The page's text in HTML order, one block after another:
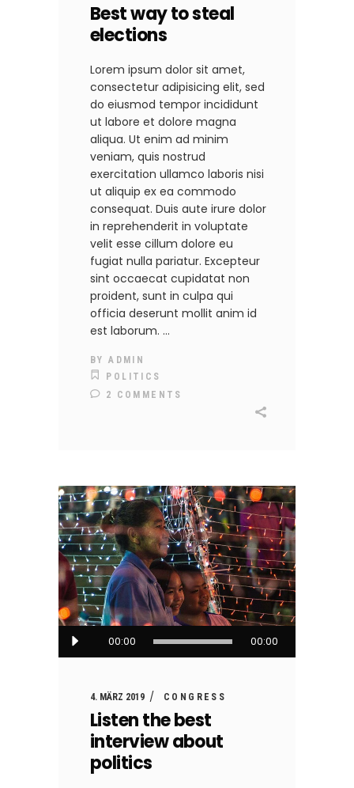
Best way to steal
elections
Lorem ipsum dolor sit amet,
consectetur adipisicing elit, sed
do eiusmod tempor incididunt
ut labore et dolore magna
aliqua. Ut enim ad minim
veniam, quis nostrud
exercitation ullamco laboris nisi
ut aliquip ex ea commodo
consequat. Duis aute irure dolor
in reprehenderit in voluptate
velit esse cillum dolore eu
fugiat nulla pariatur. Excepteur
sint occaecat cupidatat non
proident, sunt in culpa qui
officia deserunt mollit anim id
est laborum.
BYADMIN
POLITICS
2 COMMENTS
Audio-
Player
00:00 00:00
4. MÄRZ 2019 CONGRESS
Listen the best
interview about
politics